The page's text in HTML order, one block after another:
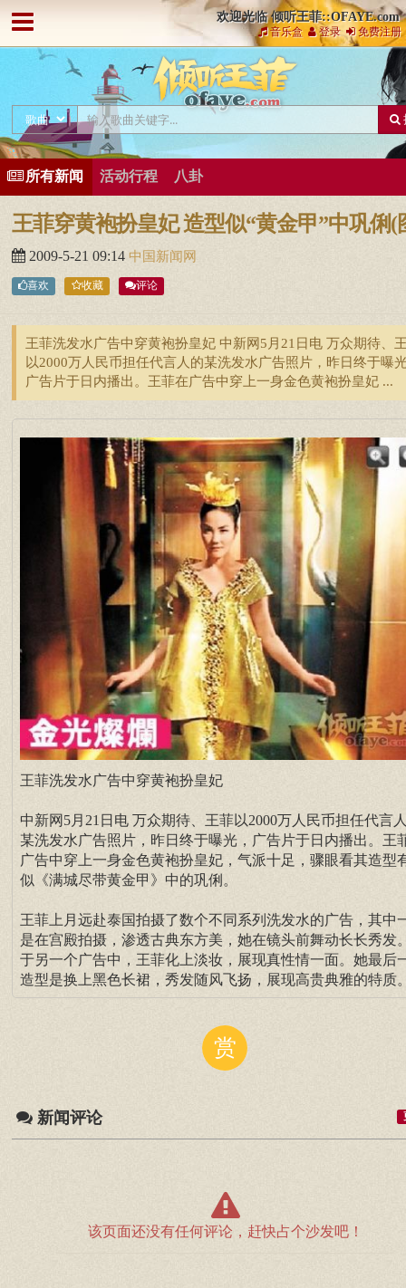
欢迎光临 倾听王菲::OFAYE.com
音乐盒 登录 免费注册
所有新闻 活动行程 八卦
王菲穿黄袍扮皇妃 造型似“黄金甲”中巩俐(
2009-5-21 09:14 中国新闻网
喜欢 收藏 评论
王菲洗发水广告中穿黄袍扮皇妃 中新网5月21日电 万众期待、
以2000万人民币担任代言人的某洗发水广告照片，昨日终于曝
广告片于日内播出。王菲在广告中穿上一身金色黄袍扮皇妃 ...
王菲洗发水广告中穿黄袍扮皇妃
中新网5月21日电 万众期待、王菲以2000万人民币担任代言
某洗发水广告照片，昨日终于曝光，广告片于日内播出。王
广告中穿上一身金色黄袍扮皇妃，气派十足，骤眼看其造型
似《满城尽带黄金甲》中的巩俐。
王菲上月远赴泰国拍摄了数个不同系列洗发水的广告，其中
是在宫殿拍摄，渗透古典东方美，她在镜头前舞动长长秀发
于另一个广告中，王菲化上淡妆，展现真性情一面。她最后
造型是换上黑色长裙，秀发随风飞扬，展现高贵典雅的特质
赏
新闻评论
该页面还没有任何评论，赶快占个沙发吧！